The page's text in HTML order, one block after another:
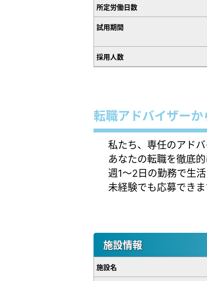
所定労働日数
試用期間
採用人数
転職アドバイザーか
私たち、専任のアドバ
あなたの転職を徹底
週1～2日の勤務で生
未経験でも応募でき
施設情報
施設名